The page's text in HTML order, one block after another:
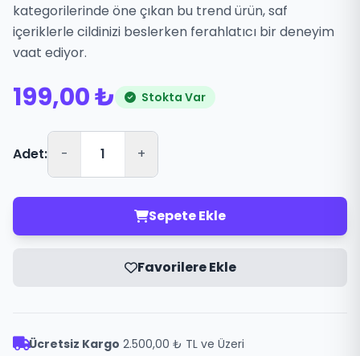
kategorilerinde öne çıkan bu trend ürün, saf
içeriklerle cildinizi beslerken ferahlatıcı bir deneyim
vaat ediyor.
199,00 ₺ Stokta Var
Adet: - +
Sepete Ekle
Favorilere Ekle
Ücretsiz Kargo 2.500,00 ₺ TL ve Üzeri